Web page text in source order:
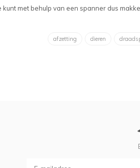
met behulp van een spanner dus
afzetting dieren